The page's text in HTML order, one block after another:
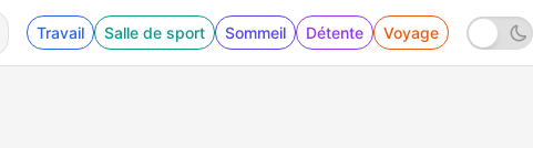
Travail Salle de sport Sommeil Détente Voyage